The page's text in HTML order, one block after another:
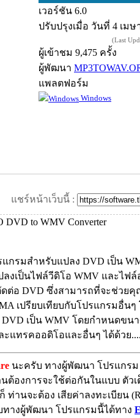
เวอร์ชัน 6.0
ปรับปรุงเมื่อ วันที่ 4 เมษ
(Last
ผู้เข้าชม 9,475 ครั้ง
ผู้พัฒนา
แพลตฟอร์ม
Windows
แชร์หน้าเว็บนี้ :
แกรมสำหรับแปลง DVD เป็น
งเป็นไฟล์วีดิโอ WMV และไฟล์
ต่อ DVD ซึ่งสามารถที่จะช่วย
เปรียบเทียบกับโปรแกรมอื่น
เป็น WMV โดยกำหนดขน
ะแทรคออดิโอและอื่นๆ ได้ด้วย....
นะครับ ทางผู้พัฒนา โปรแกรม
องการจะใช้ต่อกันในแบบ ตัวเต็
ท่านจะต้อง เสียค่าลงทะเบียน
างผู้พัฒนา โปรแกรมนี้ได้ทาง